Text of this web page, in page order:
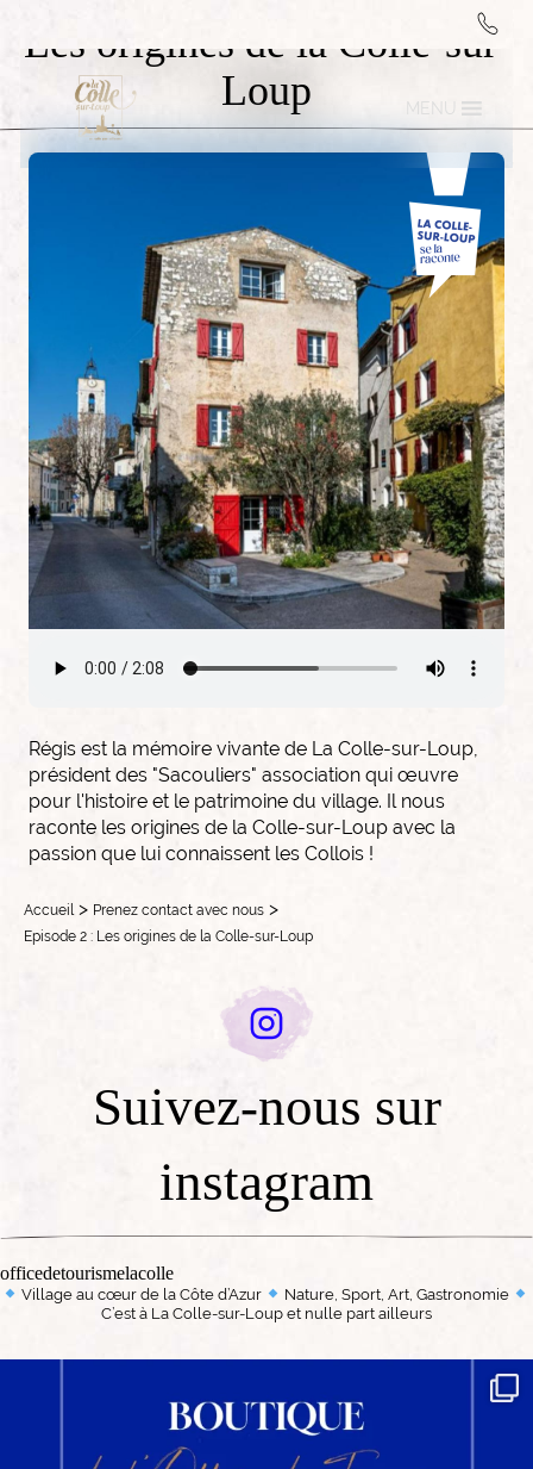
MENU
Les origines de la Colle-sur-
Loup
Régis est la mémoire vivante de La Colle-sur-Loup,
président des "Sacouliers" association qui œuvre
pour l'histoire et le patrimoine du village. Il nous
raconte les origines de la Colle-sur-Loup avec la
passion que lui connaissent les Collois !
Accueil> Prenez contact avec nous >
Episode 2 : Les origines de la Colle-sur-Loup
Suivez-nous sur
instagram
officedetourismelacolle
Village au cœur de la Côte d’Azur
Nature, Sport, Art, Gastronomie
C’est à La Colle-sur-Loup et nulle part ailleurs